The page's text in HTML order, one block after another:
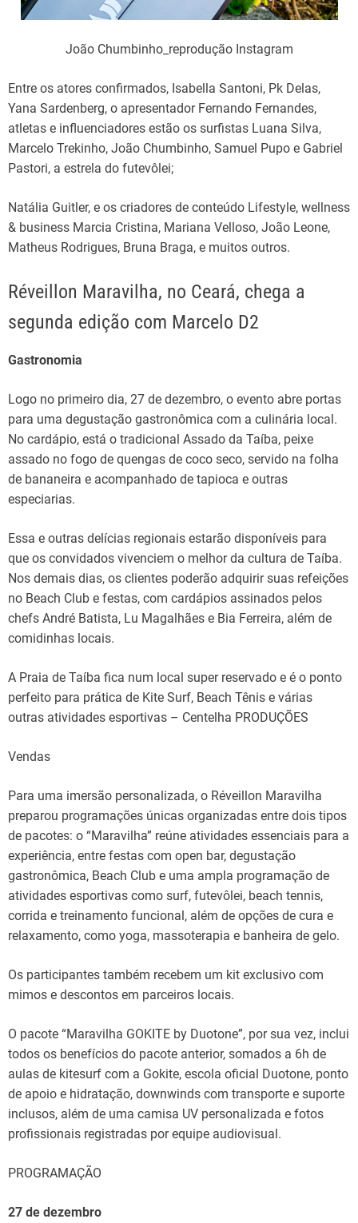
João Chumbinho_reprodução Instagram
Entre os atores confirmados, Isabella Santoni, Pk Delas,
Yana Sardenberg, o apresentador Fernando Fernandes,
atletas e influenciadores estão os surfistas Luana Silva,
Marcelo Trekinho, João Chumbinho, Samuel Pupo e Gabriel
Pastori, a estrela do futevôlei;
Natália Guitler, e os criadores de conteúdo Lifestyle, wellness
& business Marcia Cristina, Mariana Velloso, João Leone,
Matheus Rodrigues, Bruna Braga, e muitos outros.
Réveillon Maravilha, no Ceará, chega a
segunda edição com Marcelo D2
Gastronomia
Logo no primeiro dia, 27 de dezembro, o evento abre portas
para uma degustação gastronômica com a culinária local.
No cardápio, está o tradicional Assado da Taíba, peixe
assado no fogo de quengas de coco seco, servido na folha
de bananeira e acompanhado de tapioca e outras
especiarias.
Essa e outras delícias regionais estarão disponíveis para
que os convidados vivenciem o melhor da cultura de Taíba.
Nos demais dias, os clientes poderão adquirir suas refeições
no Beach Club e festas, com cardápios assinados pelos
chefs André Batista, Lu Magalhães e Bia Ferreira, além de
comidinhas locais.
A Praia de Taíba fica num local super reservado e é o ponto
perfeito para prática de Kite Surf, Beach Tênis e várias
outras atividades esportivas – Centelha PRODUÇÕES
Vendas
Para uma imersão personalizada, o Réveillon Maravilha
preparou programações únicas organizadas entre dois tipos
de pacotes: o “Maravilha” reúne atividades essenciais para a
experiência, entre festas com open bar, degustação
gastronômica, Beach Club e uma ampla programação de
atividades esportivas como surf, futevôlei, beach tennis,
corrida e treinamento funcional, além de opções de cura e
relaxamento, como yoga, massoterapia e banheira de gelo.
Os participantes também recebem um kit exclusivo com
mimos e descontos em parceiros locais.
O pacote “Maravilha GOKITE by Duotone”, por sua vez, inclui
todos os benefícios do pacote anterior, somados a 6h de
aulas de kitesurf com a Gokite, escola oficial Duotone, ponto
de apoio e hidratação, downwinds com transporte e suporte
inclusos, além de uma camisa UV personalizada e fotos
profissionais registradas por equipe audiovisual.
PROGRAMAÇÃO
27 de dezembro